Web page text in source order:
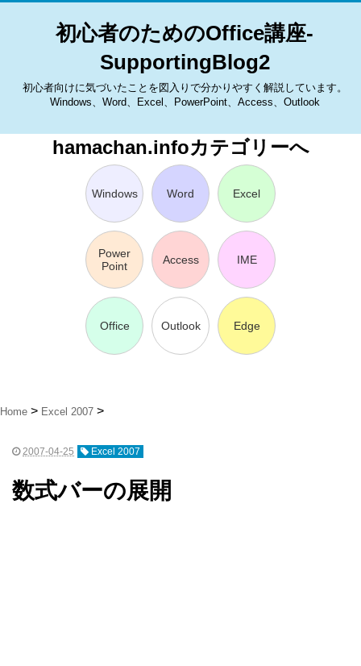
初心者のためのOffice講座-
SupportingBlog2
初心者向けに気づいたことを図入りで分かりやすく解説しています。
Windows、Word、Excel、PowerPoint、Access、Outlook
hamachan.infoカテゴリーへ
Windows Word Excel
Power
Point
Access IME
Office Outlook Edge
Home Excel 2007
2007-04-25 Excel 2007
数式バーの展開